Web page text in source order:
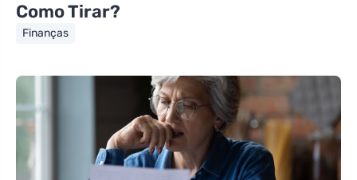
Como Tirar?
Finanças